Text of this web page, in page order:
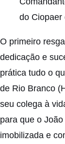
do Ciopaer
O primeiro
dedicação e
prática tudo o
de Rio Branco
seu colega à
para que o
imobilizada e